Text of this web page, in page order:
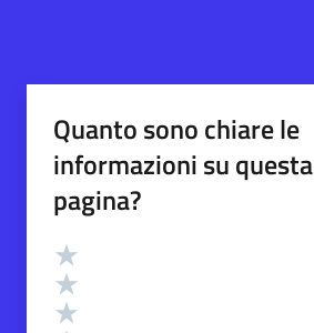
Quanto sono chiare le
informazioni su questa
pagina?
Valutazione